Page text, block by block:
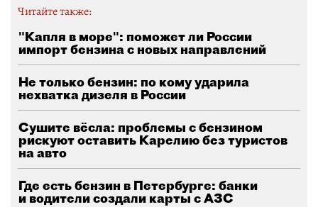
Читайте также:
"Капля в море": поможет ли России
импорт бензина с новых направлений
Не только бензин: по кому ударила
нехватка дизеля в России
Сушите вёсла: проблемы с бензином
рискуют оставить Карелию без туристов
на авто
Где есть бензин в Петербурге: банки
и водители создали карты с АЗС